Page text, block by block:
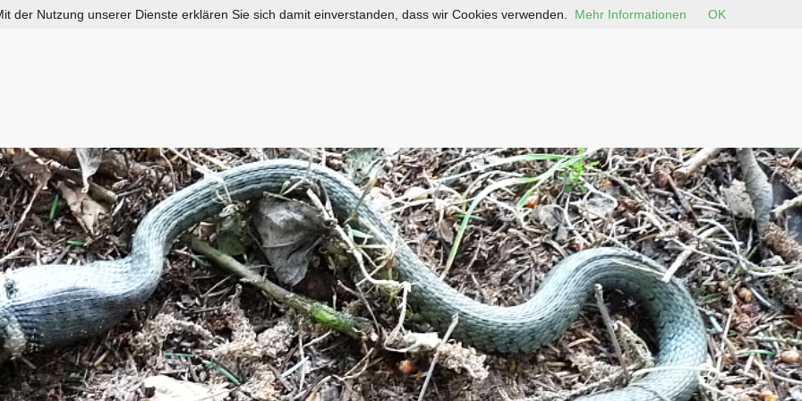
der Nutzung unserer Dienste erklären Sie sich damit einverstanden, dass wir Cookies verwenden. Mehr Informationen OK